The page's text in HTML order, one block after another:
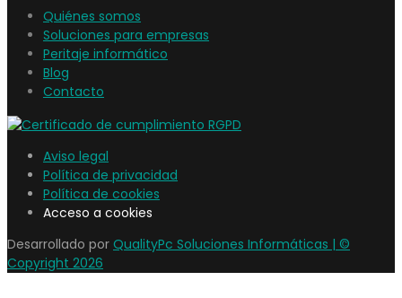
Quiénes somos
Soluciones para empresas
Peritaje informático
Blog
Contacto
Aviso legal
Política de privacidad
Política de cookies
Acceso a cookies
Desarrollado por QualityPc Soluciones Informáticas | ©
Copyright 2026